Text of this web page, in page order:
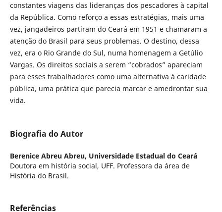
constantes viagens das lideranças dos pescadores à capital
da República. Como reforço a essas estratégias, mais uma
vez, jangadeiros partiram do Ceará em 1951 e chamaram a
atenção do Brasil para seus problemas. O destino, dessa
vez, era o Rio Grande do Sul, numa homenagem a Getúlio
Vargas. Os direitos sociais a serem “cobrados” apareciam
para esses trabalhadores como uma alternativa à caridade
pública, uma prática que parecia marcar e amedrontar sua
vida.
Biografia do Autor
Berenice Abreu Abreu, Universidade Estadual do Ceará
Doutora em história social, UFF. Professora da área de
História do Brasil.
Referências